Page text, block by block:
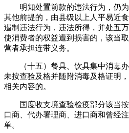
明知处置前款的违法行为，仍为
其他前提的，由县级以上人平易近
遏制违法行为，违法所得，并处五
使消费者的权益遭到损害的，该当
营者承担连带义务。
（十五）餐具、饮具集中消毒办
未按查验及格并随附消毒及格证明
相关内容的。
国度收支境查验检疫部分该当按
口商、代办署理商、进口商和曾经
单。